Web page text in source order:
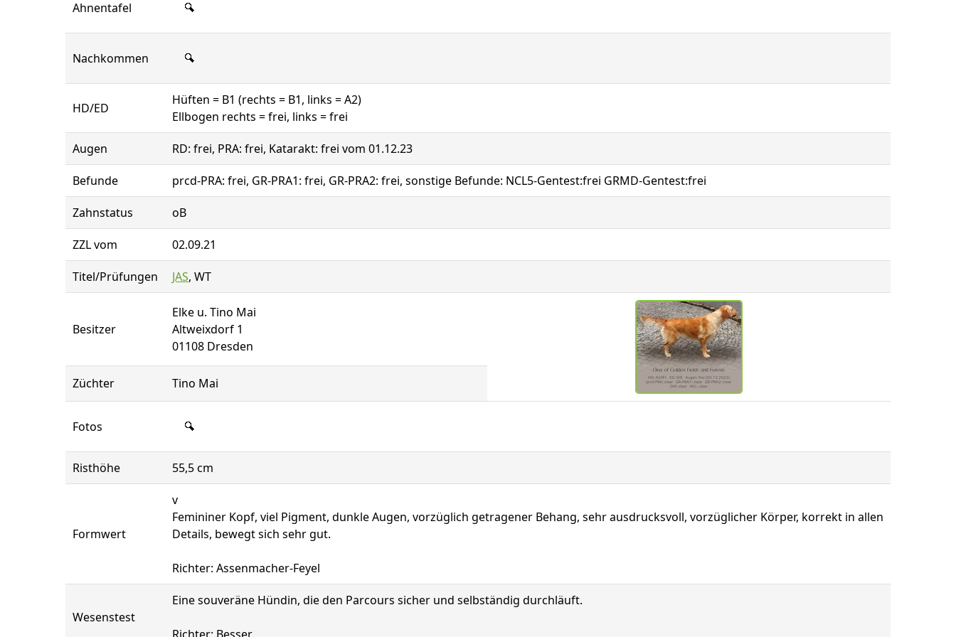
Ahnentafel
Nachkommen
HD/ED
Hüften = B1 (rechts = B1, links = A2)
Ellbogen rechts = frei, links = frei
Augen RD: frei, PRA: frei, Katarakt: frei vom 01.12.23
Befunde prcd-PRA: frei, GR-PRA1: frei, GR-PRA2: frei, sonstige Befunde: NCL5-Gentest:frei GRMD-Gentest:frei
Zahnstatus oB
ZZL vom 02.09.21
Titel/Prüfungen JAS, WT
Besitzer
Elke u. Tino Mai
Altweixdorf 1
01108 Dresden
Züchter Tino Mai
Fotos
Risthöhe 55,5 cm
Formwert
v
Femininer Kopf, viel Pigment, dunkle Augen, vorzüglich getragener Behang, sehr ausdrucksvoll, vorzüglicher Körper, korrekt in allen
Details, bewegt sich sehr gut.
Richter: Assenmacher-Feyel
Wesenstest
Eine souveräne Hündin, die den Parcours sicher und selbständig durchläuft.